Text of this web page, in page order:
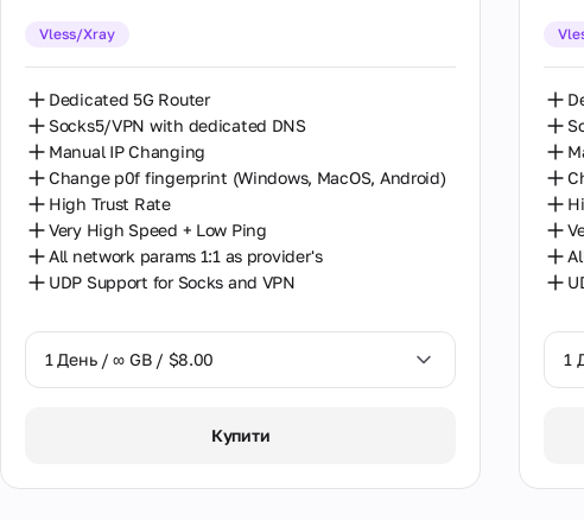
30 Днів / ∞ GB / $195.00
Vless/Xray
Dedicated 5G Router
Socks5/VPN with dedicated DNS
Manual IP Changing
Change p0f fingerprint (Windows, MacOS, Android)
High Trust Rate
Very High Speed + Low Ping
All network params 1:1 as provider's
UDP Support for Socks and VPN
1 День / ∞ GB / $8.00
Купити
1